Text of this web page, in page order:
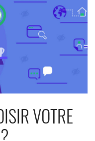
VOTRE